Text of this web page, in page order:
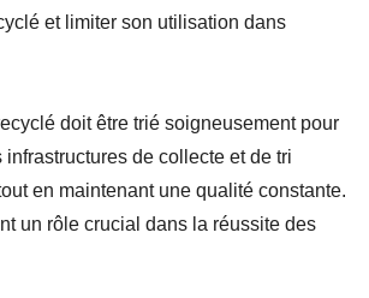
et limiter son utilisation dans
doit être trié soigneusement pour
de collecte et de tri
en maintenant une qualité constante.
un rôle crucial dans la réussite des